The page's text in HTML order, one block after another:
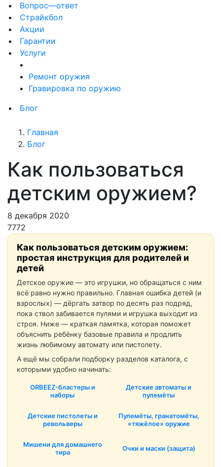
Вопрос—ответ
Страйкбол
Акции
Гарантии
Услуги
Ремонт оружия
Гравировка по оружию
Блог
Главная
Блог
Как пользоваться
детским оружием?
8 декабря 2020
7772
Как пользоваться детским оружием:
простая инструкция для родителей и
детей
Детское оружие — это игрушки, но обращаться с ним
всё равно нужно правильно. Главная ошибка детей (и
взрослых) — дёргать затвор по десять раз подряд,
пока ствол забивается пулями и игрушка выходит из
строя. Ниже — краткая памятка, которая поможет
объяснить ребёнку базовые правила и продлить
жизнь любимому автомату или пистолету.
А ещё мы собрали подборку разделов каталога, с
которыми удобно начинать:
ORBEEZ-бластеры и
наборы
Детские автоматы и
пулемёты
Детские пистолеты и
револьверы
Пулемёты, гранатомёты,
«тяжёлое» оружие
Мишени для домашнего
тира
Очки и маски (защита)